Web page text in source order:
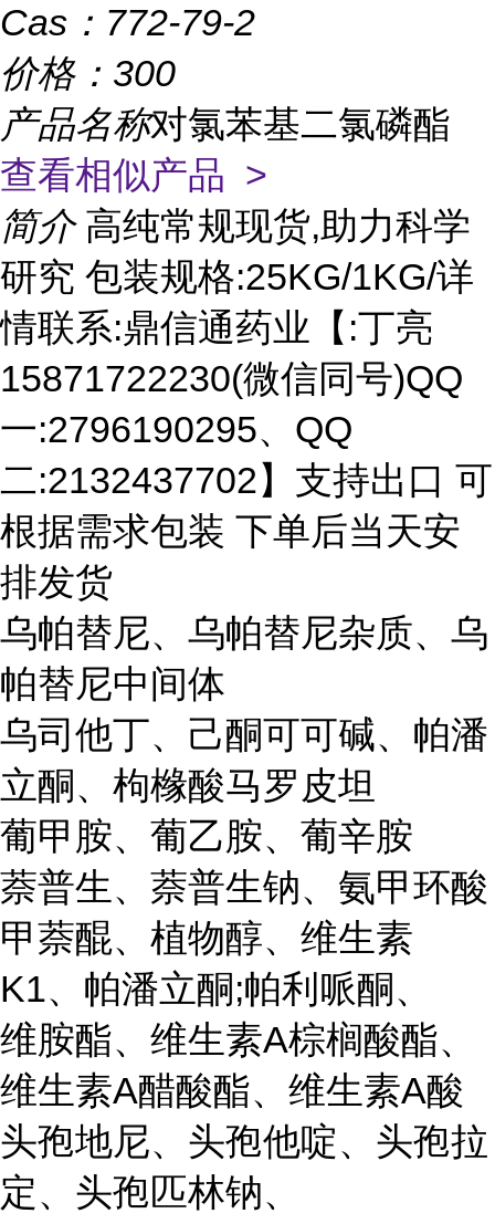
Cas： 772-79-2
价格： 300
产品名称对氯苯基二氯磷酯
查看相似产品 >
简介 高纯常规现货,助力科学
研究 包装规格:25KG/1KG/详
情联系:鼎信通药业【:丁亮
15871722230(微信同号)QQ
一:2796190295、QQ
二:2132437702】支持出口 可
根据需求包装 下单后当天安
排发货
乌帕替尼、乌帕替尼杂质、乌
帕替尼中间体
乌司他丁、己酮可可碱、帕潘
立酮、枸橼酸马罗皮坦
葡甲胺、葡乙胺、葡辛胺
萘普生、萘普生钠、氨甲环酸
甲萘醌、植物醇、维生素
K1、帕潘立酮;帕利哌酮、
维胺酯、维生素A棕榈酸酯、
维生素A醋酸酯、维生素A酸
头孢地尼、头孢他啶、头孢拉
定、头孢匹林钠、